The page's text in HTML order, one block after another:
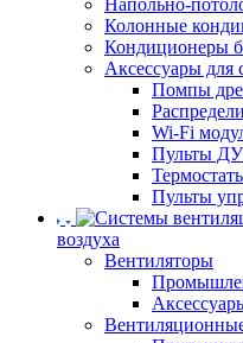
Напольно-
Колонные
Кондиционеры
Аксессуары для
Помпы
Wi-Fi
Пульты ДУ
Пульты
воздуха
Вентиляторы